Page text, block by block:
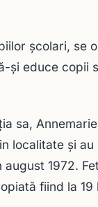
şcolari, se
şi educe copii
sa,
localitate şi
1972.
fiind la 19